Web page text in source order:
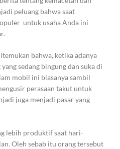
peluang bahwa saat
untuk usaha Anda ini
bahwa, ketika adanya
sedang bingung dan suka di
mobil ini biasanya sambil
perasaan takut untuk
juga menjadi pasar yang
lebih produktif saat hari-
Oleh sebab itu orang tersebut